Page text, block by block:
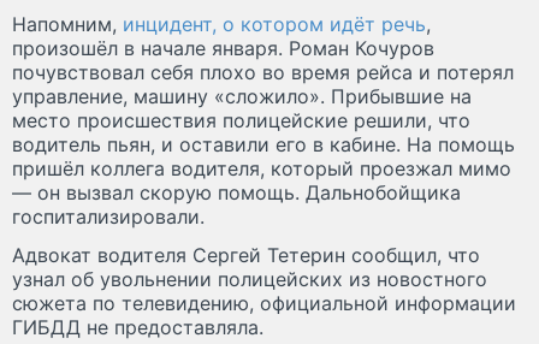
Напомним, инцидент, о котором идёт речь,
произошёл в начале января. Роман Кочуров
почувствовал себя плохо во время рейса и потерял
управление, машину «сложило». Прибывшие на
место происшествия полицейские решили, что
водитель пьян, и оставили его в кабине. На помощь
пришёл коллега водителя, который проезжал мимо
— он вызвал скорую помощь. Дальнобойщика
госпитализировали.
Адвокат водителя Сергей Тетерин сообщил, что
узнал об увольнении полицейских из новостного
сюжета по телевидению, официальной информации
ГИБДД не предоставляла.